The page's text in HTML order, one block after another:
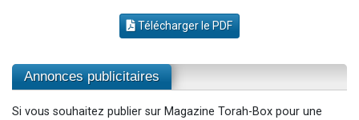
Télécharger le PDF
Annonces publicitaires
Si vous souhaitez publier sur Magazine Torah-Box pour une